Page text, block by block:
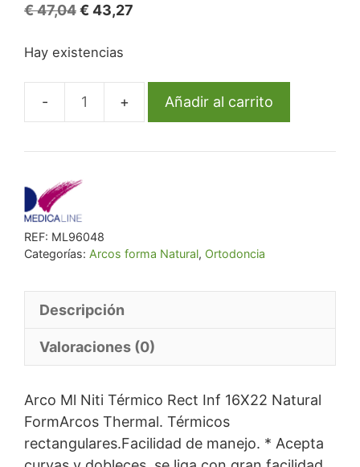
€47,04El
original
€ 47,04.
€ 43,27
€ 43,27.
Hay existencias
Arco
Niti
Natural
Añadir al carrito
REF: ML96048
Categorías: Arcos forma Natural, Ortodoncia
Descripción
Valoraciones (0)
Arco Ml Niti Térmico Rect Inf 16X22 Natural
FormArcos Thermal. Térmicos
rectangulares.Facilidad de manejo. * Acepta